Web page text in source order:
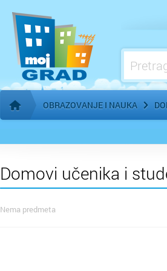
Početna stranica
OBRAZOVANJE I NAUKA
Domovi učenika i
Nema predmeta